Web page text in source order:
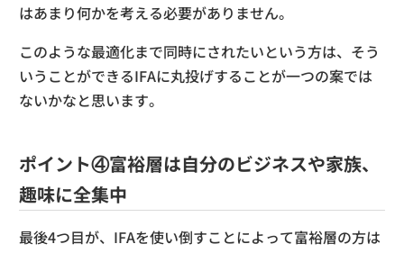
はあまり何かを考える必要がありません。
このような最適化まで同時にされたいという方は、そう
いうことができるIFAに丸投げすることが一つの案では
ないかなと思います。
ポイント④富裕層は自分のビジネスや家族、
趣味に全集中
最後4つ目が、IFAを使い倒すことによって富裕層の方は